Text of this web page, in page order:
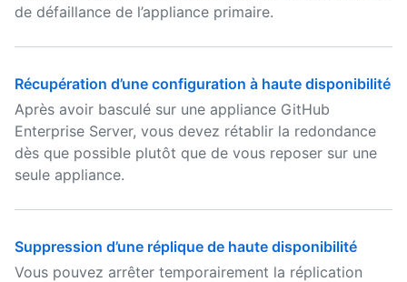
de défaillance de l’appliance primaire.
Récupération d’une configuration à haute disponibilité
Après avoir basculé sur une appliance GitHub
Enterprise Server, vous devez rétablir la redondance
dès que possible plutôt que de vous reposer sur une
seule appliance.
Suppression d’une réplique de haute disponibilité
Vous pouvez arrêter temporairement la réplication